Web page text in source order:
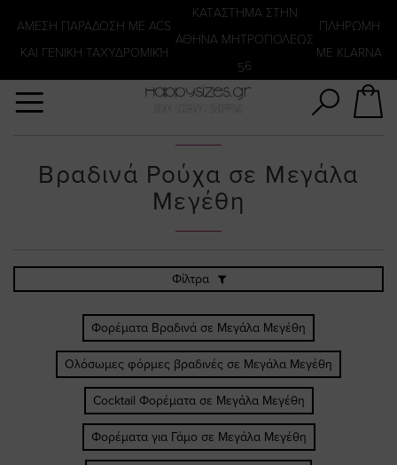
ΑΜΕΣΗ ΠΑΡΑΔΟΣΗ ΜΕ ACS
ΚΑΙ ΓΕΝΙΚΗ ΤΑΧΥΔΡΟΜΙΚΉ
KATΑΣΤΗΜΑ ΣΤΗΝ
ΑΘΗΝΑ ΜΗΤΡΟΠΟΛΕΩΣ
56
ΠΛΗΡΩΜΗ
ΜΕ KLARNA
Βραδινά Ρούχα σε Μεγάλα
Μεγέθη
Φίλτρα
Φορέματα Βραδινά σε Μεγάλα Μεγέθη
Ολόσωμες φόρμες βραδινές σε Μεγάλα Μεγέθη
Cocktail Φορέματα σε Μεγάλα Μεγέθη
Φορέματα για Γάμο σε Μεγάλα Μεγέθη
Αναζήτηση